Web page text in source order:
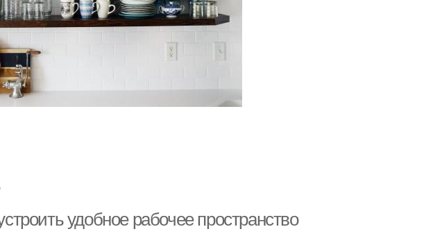
удобное рабочее пространство